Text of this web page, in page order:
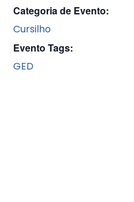
Categoria de Evento:
Cursilho
Evento Tags:
GED